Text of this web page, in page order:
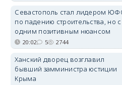
Севастополь стал лидером
по падению строительства, но с
одним позитивным нюансом
20:02 5 2744
Ханский дворец возглавил
бывший замминистра юстиции
Крыма